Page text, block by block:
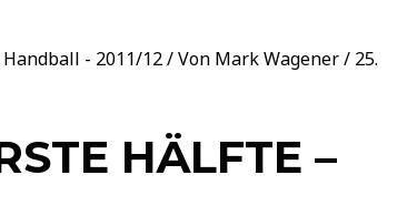
Handball - 2011/12/ Von Mark Wagener/ 25.
HÄLFTE –